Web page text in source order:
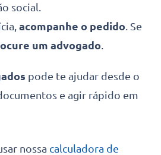
social.
acompanhe o pedido . Se
um advogado
pode te ajudar desde o
e agir rápido em
nossa calculadora de